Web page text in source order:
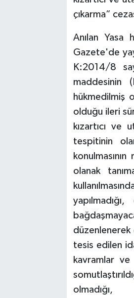
çıkarma”
Anılan
Gazete'de
K:2014/8
maddesinin
hükmedilmiş
olduğu ileri
kızartıcı
tespitinin
olanak
düzenlenerek
tesis edilen
kavramlar
olmadığı,